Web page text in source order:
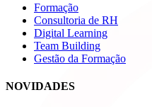
Formação
Consultoria de RH
Digital Learning
Team Building
Gestão da Formação
NOVIDADES